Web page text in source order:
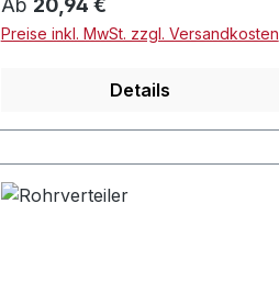
Ab 20,94 €
Preise inkl. MwSt. zzgl. Versandkosten
Details